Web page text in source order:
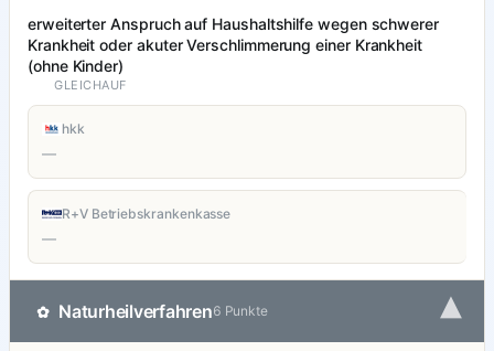
erweiterter Anspruch auf Haushaltshilfe wegen schwerer
Krankheit oder akuter Verschlimmerung einer Krankheit
(ohne Kinder)
GLEICHAUF
hkk
—
R+V Betriebskrankenkasse
—
✿ Naturheilverfahren6 Punkte ▾